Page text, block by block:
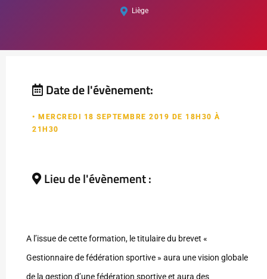
Liège
Date de l'évènement:
• MERCREDI 18 SEPTEMBRE 2019 DE 18H30 À
21H30
Lieu de l'évènement :
A l’issue de cette formation, le titulaire du brevet «
Gestionnaire de fédération sportive » aura une vision globale
de la gestion d’une fédération sportive et aura des